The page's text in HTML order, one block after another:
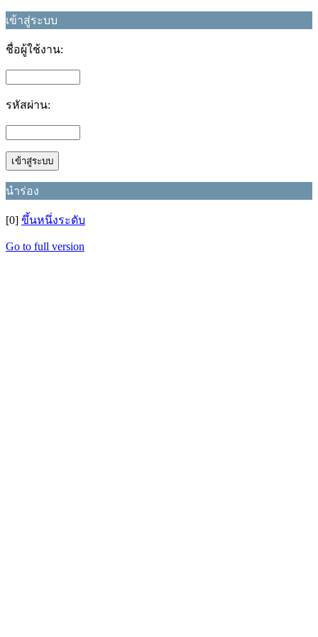
เข้าสู่ระบบ
ชื่อผู้ใช้งาน:
รหัสผ่าน:
นำร่อง
[0] ขึ้นหนึ่งระดับ
Go to full version